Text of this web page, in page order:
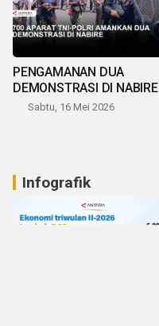
PENGAMANAN DUA
DEMONSTRASI DI NABIRE
Sabtu, 16 Mei 2026
Infografik